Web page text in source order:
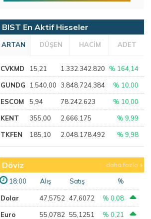
BIST En Aktif Hisseler
ARTAN DÜŞEN HACİM ADET
CVKMD 15,21 1.332.342.820 % 164,14
GUNDG 1.540,00 3.848.724.384 % 10,00
ESCOM 5,94 78.242.623 % 10,00
KENT 355,00 2.666.175 % 9,99
TKFEN 185,10 2.048.178.492 % 9,98
Döviz daha fazla
18:00 Alış Satış %
Dolar 47,5752 47,6072 % 0,08
Euro 55,0782 55,1251 % 0,21